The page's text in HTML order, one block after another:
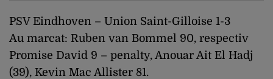
PSV Eindhoven – Union Saint-Gilloise 1-3
Au marcat: Ruben van Bommel 90, respectiv
Promise David 9 – penalty, Anouar Ait El Hadj
(39), Kevin Mac Allister 81.